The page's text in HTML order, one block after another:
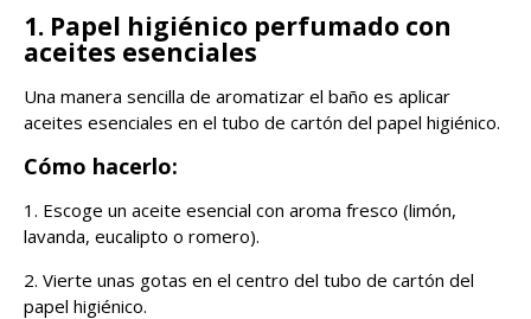
1. Papel higiénico perfumado con
aceites esenciales
Una manera sencilla de aromatizar el baño es aplicar
aceites esenciales en el tubo de cartón del papel higiénico.
Cómo hacerlo:
1. Escoge un aceite esencial con aroma fresco (limón,
lavanda, eucalipto o romero).
2. Vierte unas gotas en el centro del tubo de cartón del
papel higiénico.